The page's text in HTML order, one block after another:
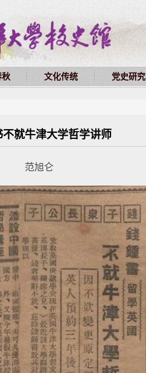
秋 文化传统 党史研究
不就牛津大学哲学讲师
范旭仑